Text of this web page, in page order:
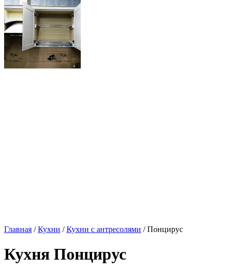
Главная /Кухни /Кухни с антресолями / Понцирус
Кухня Понцирус